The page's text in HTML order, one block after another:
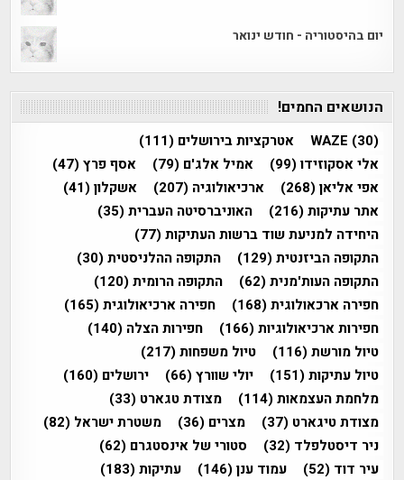
יום בהיסטוריה - חודש ינואר
הנושאים החמים!
WAZE (30) אטרקציות בירושלים (111)
אלי אסקוזידו(99) אמיל אלג'ם (79) אסף פרץ(47)
אפי אליאן(268) ארכיאולוגיה (207) אשקלון(41)
אתר עתיקות(216) האוניברסיטה העברית(35)
היחידה למניעת שוד ברשות העתיקות(77)
התקופה הביזנטית(129) התקופה ההלניסטית(30)
התקופה העות'מנית(62) התקופה הרומית(120)
חפירה ארכאולוגית(168) חפירה ארכיאולוגית(165)
חפירות ארכיאולוגיות(166) חפירות הצלה (140)
טיול מורשת(116) טיול משפחות(217)
טיול עתיקות(151) יולי שוורץ(66) ירושלים (160)
מלחמת העצמאות(114) מצודת טגארט (33)
מצודת טיגארט (37) מצרים (36) משטרת ישראל (82)
ניר דיסטלפלד (32) סטורי של אינסטגרם (62)
עיר דוד (52) עמוד ענן(146) עתיקות(183)